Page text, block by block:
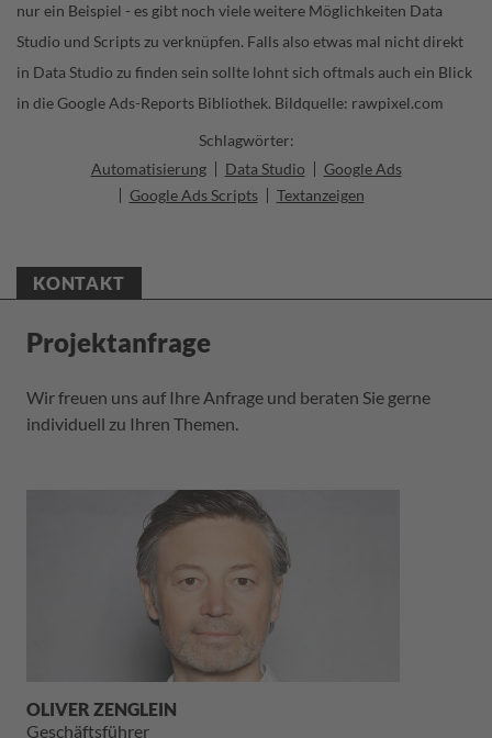
nur ein Beispiel - es gibt noch viele weitere Möglichkeiten Data
Studio und Scripts zu verknüpfen. Falls also etwas mal nicht direkt
in Data Studio zu finden sein sollte lohnt sich oftmals auch ein Blick
in die Google Ads-Reports Bibliothek. Bildquelle: rawpixel.com
Schlagwörter:
Automatisierung
Data Studio
Google Ads
Google Ads Scripts
Textanzeigen
KONTAKT
Projektanfrage
Wir freuen uns auf Ihre Anfrage und beraten Sie gerne
individuell zu Ihren Themen.
OLIVER ZENGLEIN
Geschäftsführer